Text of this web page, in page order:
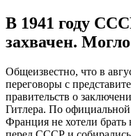
В 1941 году
захвачен.
Общеизвестно, что в
переговоры с
правительств о
Гитлера. По
Франция не хотели брать